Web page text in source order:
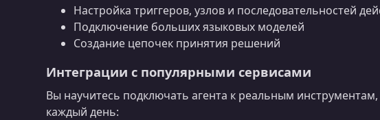
Настройка триггеров, узлов и последовательностей
Подключение больших языковых моделей
Создание цепочек принятия решений
Интеграции с популярными сервисами
Вы научитесь подключать агента к реальным
каждый день: